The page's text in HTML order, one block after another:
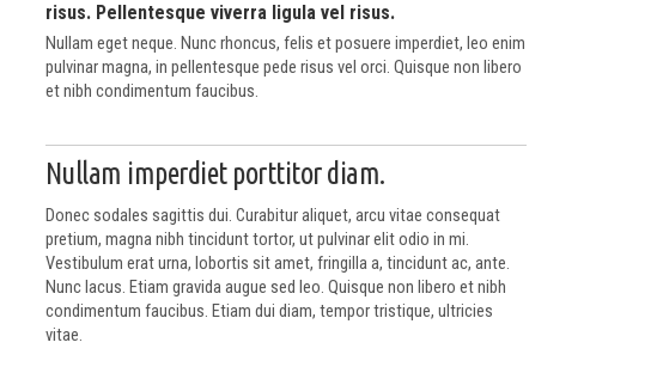
risus. Pellentesque viverra ligula vel risus.
Nullam eget neque. Nunc rhoncus, felis et posuere imperdiet, leo enim
pulvinar magna, in pellentesque pede risus vel orci. Quisque non libero
et nibh condimentum faucibus.
Nullam imperdiet porttitor diam.
Donec sodales sagittis dui. Curabitur aliquet, arcu vitae consequat
pretium, magna nibh tincidunt tortor, ut pulvinar elit odio in mi.
Vestibulum erat urna, lobortis sit amet, fringilla a, tincidunt ac, ante.
Nunc lacus. Etiam gravida augue sed leo. Quisque non libero et nibh
condimentum faucibus. Etiam dui diam, tempor tristique, ultricies
vitae.